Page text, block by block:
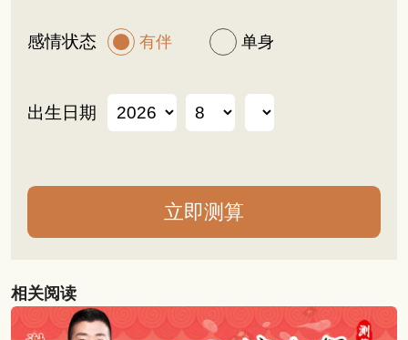
感情状态 有伴 单身
出生日期
相关阅读